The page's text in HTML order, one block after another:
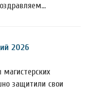
2026
защитили свои